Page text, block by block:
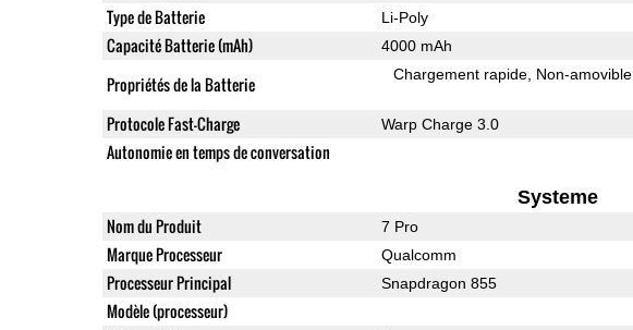
Type de Batterie Li-Poly
Capacité Batterie (mAh) 4000 mAh
Propriétés de la Batterie Chargement rapide Non-amovible
Protocole Fast-Charge Warp Charge 3.0
Autonomie en temps de conversation
Systeme
Nom du Produit 7 Pro
Marque Processeur Qualcomm
Processeur Principal Snapdragon 855
Modèle (processeur)